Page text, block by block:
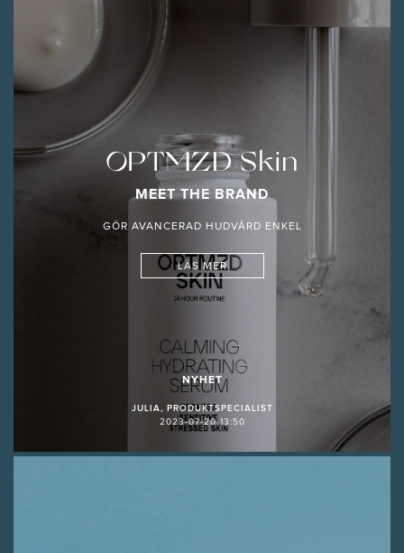
OPTMZD Skin
MEET THE BRAND
GÖR AVANCERAD HUDVÅRD ENKEL
LÄS MER
NYHET
JULIA, PRODUKTSPECIALIST
2023-07-20 13:50